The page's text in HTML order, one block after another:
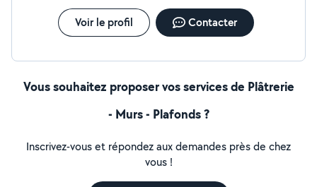
Voir le profil Contacter
Vous souhaitez proposer vos services de Plâtrerie
- Murs - Plafonds ?
Inscrivez-vous et répondez aux demandes près de chez
vous !